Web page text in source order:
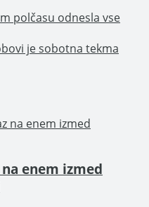
polčasu odnesla vse
je sobotna tekma
enem izmed